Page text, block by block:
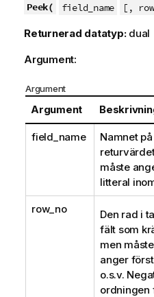
Peek( field_name [,
Returnerad datatyp: dual
Argument:
Argument
Argument
field_name
Namnet
måste
litteral
row_no
Den rad i
fält som
men
anger
o.s.v.
ordningen